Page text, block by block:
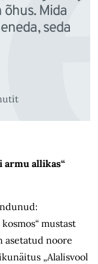
Mida
seda
armu allikas“
mustast
asetatud noore
„Alalisvool